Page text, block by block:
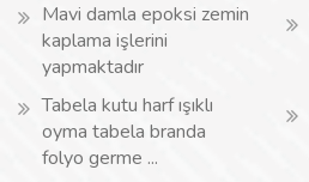
Mavi damla epoksi zemin
kaplama işlerini
yapmaktadır
Tabela kutu harf ışıklı
oyma tabela branda
folyo germe ...